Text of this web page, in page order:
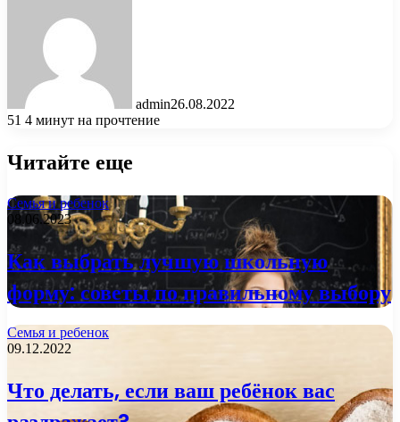
admin26.08.2022
51 4 минут на прочтение
Читайте еще
Семья и ребенок
08.06.2023
Как выбрать лучшую школьную
форму: советы по правильному выбору
Семья и ребенок
09.12.2022
Что делать, если ваш ребёнок вас